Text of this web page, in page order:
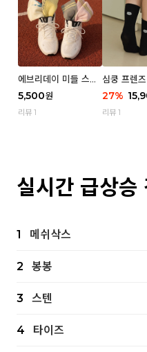
에브리데이 미들 스포
츠 삭스 우먼 1P
5,500원
리뷰 1
심쿵 프렌
스 우먼 4P
냥
27%
리뷰 1
실시간 급상승
1 메쉬삭스
2 봉봉
3 스텐
4 타이즈